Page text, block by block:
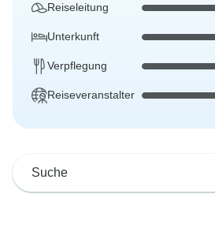
Reiseleitung
Unterkunft
Verpflegung
Reiseveranstalter